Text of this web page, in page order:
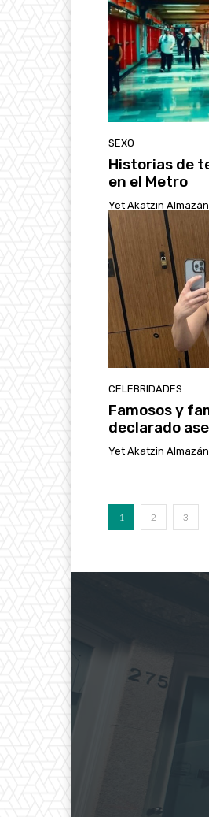
SEXO
Historias de
en el Metro
Yet Akatzin Almazán
CELEBRIDADES
Famosos y
declarado
Yet Akatzin Almazán
1 2 3